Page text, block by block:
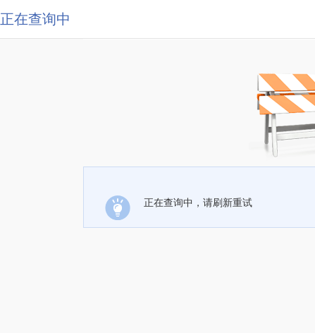
正在查询中
正在查询中，请刷新重试